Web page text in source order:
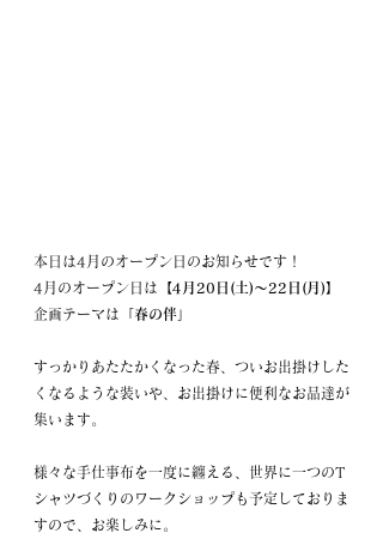
本日は4月のオープン日のお知らせです！
4月のオープン日は
【4月20日(土)～22日(月)】
企画テーマは
「春の伴」
すっかりあたたかくなった春、ついお出掛けした
くなるような装いや、お出掛けに便利なお品達が
集います。
様々な手仕事布を一度に纏える、世界に一つのT
シャツづくりのワークショップも予定しておりま
すので、お楽しみに。